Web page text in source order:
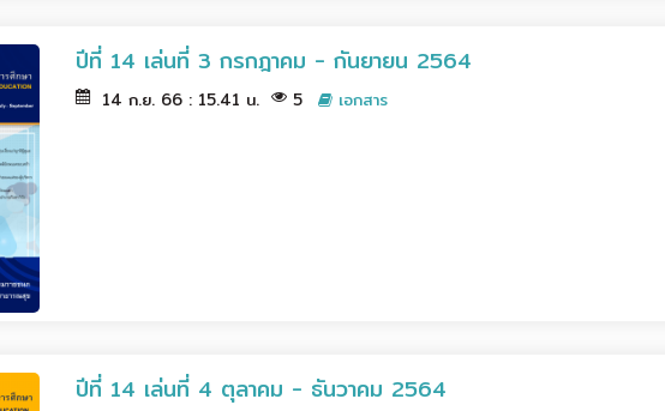
ปีที่ 14 เล่นที่ 3 กรกฎาคม - กันยายน 2564
14 ก.ย. 66 : 15.41 น. 5 เอกสาร
ปีที่ 14 เล่นที่ 4 ตุลาคม - ธันวาคม 2564